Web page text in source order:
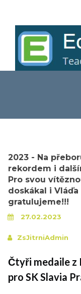
2023 - Na
rekordem i
Pro svou
doskákal i
gratulujeme!!!
27.02.2023
ZsJitrniAdmin
Čtyři medaile z
pro SK Slavia